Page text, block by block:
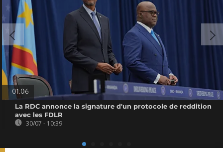
01:06
La RDC annonce la signature d'un protocole de reddition
avec les FDLR
30/07 - 10:39